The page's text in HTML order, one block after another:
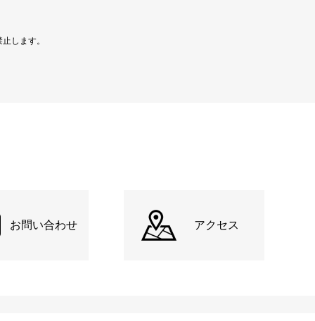
します。
お問い合わせ アクセス